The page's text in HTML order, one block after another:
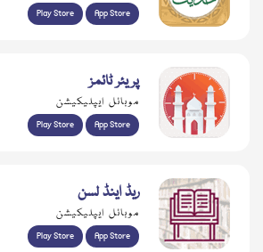
Play Store App Store
پریئر ٹائمز
موبائل ایپلیکیشن
Play Store App Store
ریڈ اینڈ لسن
موبائل ایپلیکیشن
Play Store App Store